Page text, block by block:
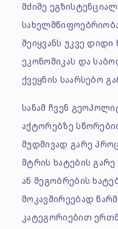
მძიმე
შეიყვანს უკვე
ეკონომიკას და
ქვეყნის საარსებო
სანამ ჩვენ
აქტორებზე
მუდმივად გარე
მტრის ხატების
ან მეგობრების
მოკავშირეებად
კატეგორიებით